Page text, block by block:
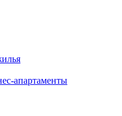
апартаменты